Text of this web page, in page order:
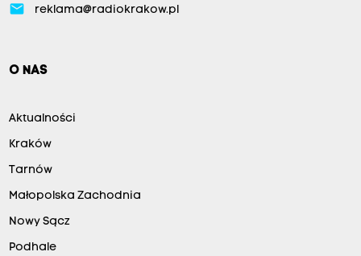
email reklama@radiokrakow.pl
O NAS
Aktualności
Kraków
Tarnów
Małopolska Zachodnia
Nowy Sącz
Podhale